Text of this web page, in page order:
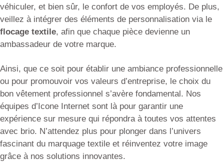
véhiculer, et bien sûr, le confort de vos employés. De plus,
veillez à intégrer des éléments de personnalisation via le
flocage textile, afin que chaque pièce devienne un
ambassadeur de votre marque.
Ainsi, que ce soit pour établir une ambiance professionnelle
ou pour promouvoir vos valeurs d’entreprise, le choix du
bon vêtement professionnel s’avère fondamental. Nos
équipes d’Icone Internet sont là pour garantir une
expérience sur mesure qui répondra à toutes vos attentes
avec brio. N’attendez plus pour plonger dans l’univers
fascinant du marquage textile et réinventez votre image
grâce à nos solutions innovantes.